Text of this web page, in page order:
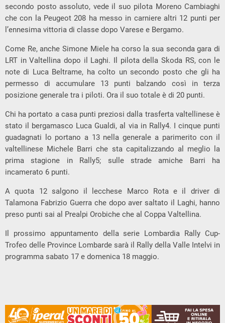
secondo posto assoluto, vede il suo pilota Moreno Cambiaghi
che con la Peugeot 208 ha messo in carniere altri 12 punti per
l’ennesima vittoria di classe dopo Varese e Bergamo.
Come Re, anche Simone Miele ha corso la sua seconda gara di
LRT in Valtellina dopo il Laghi. Il pilota della Skoda RS, con le
note di Luca Beltrame, ha colto un secondo posto che gli ha
permesso di accumulare 13 punti balzando così in terza
posizione generale tra i piloti. Ora il suo totale è di 20 punti.
Chi ha portato a casa punti preziosi dalla trasferta valtellinese è
stato il bergamasco Luca Gualdi, al via in Rally4. I cinque punti
guadagnati lo portano a 13 nella generale a parimerito con il
valtellinese Michele Barri che sta capitalizzando al meglio la
prima stagione in Rally5; sulle strade amiche Barri ha
incamerato 6 punti.
A quota 12 salgono il lecchese Marco Rota e il driver di
Talamona Fabrizio Guerra che dopo aver saltato il Laghi, hanno
preso punti sai al Prealpi Orobiche che al Coppa Valtellina.
Il prossimo appuntamento della serie Lombardia Rally Cup-
Trofeo delle Province Lombarde sarà il Rally della Valle Intelvi in
programma sabato 17 e domenica 18 maggio.